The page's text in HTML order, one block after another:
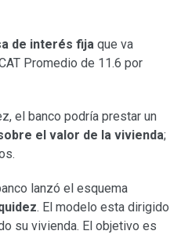
de interés fija que va
Promedio de 11.6 por
el banco podría prestar un
el valor de la vivienda;
lanzó el esquema
. El modelo esta dirigido
su vivienda. El objetivo es